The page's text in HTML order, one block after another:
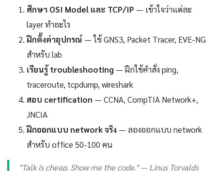
ศึกษา OSI Model และ TCP/IP — เข้าใจว่าแต่ละ
layer ทำอะไร
ฝึกตั้งค่าอุปกรณ์ — ใช้ GNS3, Packet Tracer, EVE-NG
สำหรับ lab
เรียนรู้ troubleshooting — ฝึกใช้คำสั่ง ping,
traceroute, tcpdump, wireshark
สอบ certification — CCNA, CompTIA Network+,
JNCIA
ฝึกออกแบบ network จริง — ลองออกแบบ network
สำหรับ office 50-100 คน
"Talk is cheap. Show me the code." — Linus Torvalds